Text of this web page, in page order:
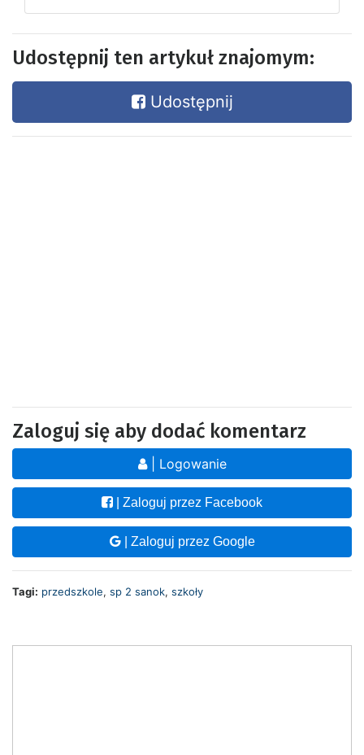
Udostępnij ten artykuł znajomym:
Udostępnij
Zaloguj się aby dodać komentarz
| Logowanie
| Zaloguj przez Facebook
| Zaloguj przez Google
Tagi: przedszkole, sp 2 sanok, szkoły